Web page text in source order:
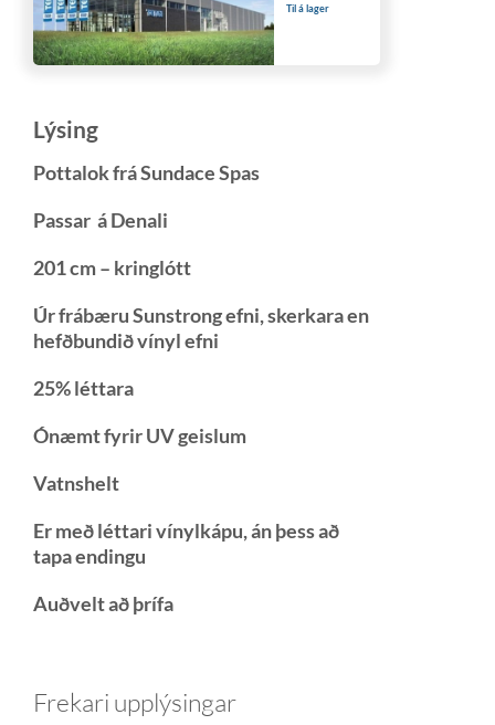
Til á lager
Lýsing
Pottalok frá Sundace Spas
Passar á Denali
201 cm – kringlótt
Úr frábæru Sunstrong efni, skerkara en
hefðbundið vínyl efni
25% léttara
Ónæmt fyrir UV geislum
Vatnshelt
Er með léttari vínylkápu, án þess að
tapa endingu
Auðvelt að þrífa
Frekari upplýsingar